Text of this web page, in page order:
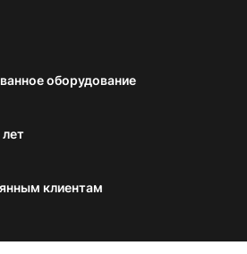
оборудование
клиентам